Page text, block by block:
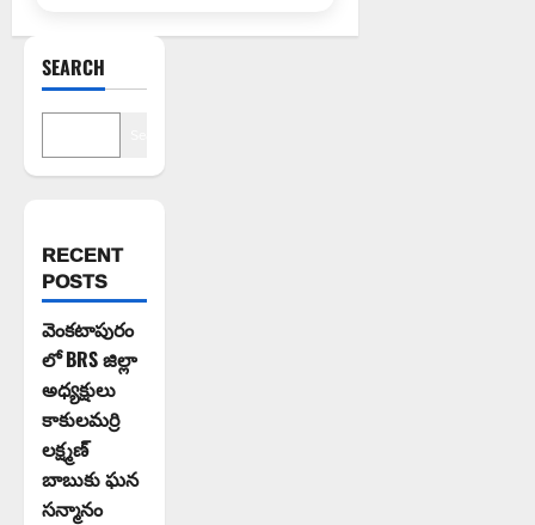
SEARCH
RECENT
POSTS
వెంకటాపురం
లో BRS జిల్లా
అధ్యక్షులు
కాకులమర్రి
లక్ష్మణ్
బాబుకు ఘన
సన్మానం